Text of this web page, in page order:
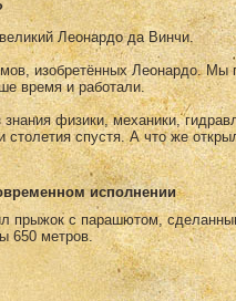
Леонардо да Винчи.
изобретённых Леонардо. Мы
время и работали.
физики, механики,
спустя. А что же
исполнении
прыжок с парашютом,
650 метров.